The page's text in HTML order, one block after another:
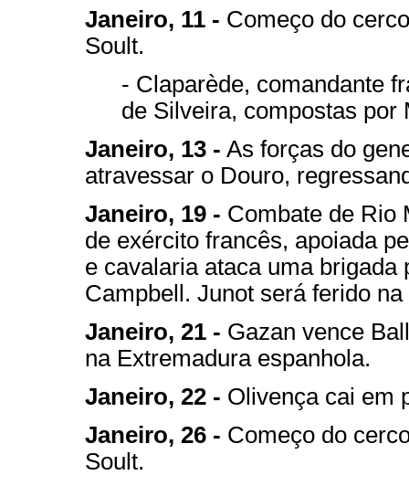
Janeiro, 11 - Começo do
Soult.
- Claparède, comandante
de Silveira, compostas
Janeiro, 13 - As forças do
atravessar o Douro,
Janeiro, 19 - Combate de Rio
de exército francês, apoiada
e cavalaria ataca uma brigada
Campbell. Junot será ferido na
Janeiro, 21 - Gazan vence
na Extremadura espanhola.
Janeiro, 22 - Olivença cai em
Janeiro, 26 - Começo do
Soult.